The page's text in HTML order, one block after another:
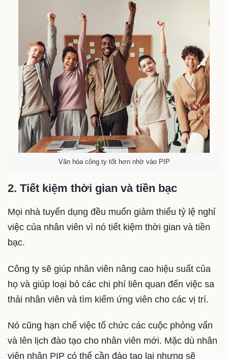
Văn hóa công ty tốt hơn nhờ vào PIP
2. Tiết kiệm thời gian và tiền bạc
Mọi nhà tuyển dụng đều muốn giảm thiểu tỷ lệ nghỉ
việc của nhân viên vì nó tiết kiệm thời gian và tiền
bạc.
Công ty sẽ giúp nhân viên nâng cao hiệu suất của
họ và giúp loại bỏ các chi phí liên quan đến việc sa
thải nhân viên và tìm kiếm ứng viên cho các vị trí.
Nó cũng hạn chế việc tổ chức các cuộc phỏng vấn
và lên lịch đào tạo cho nhân viên mới. Mặc dù nhân
viên nhận PIP có thể cần đào tạo lại nhưng sẽ